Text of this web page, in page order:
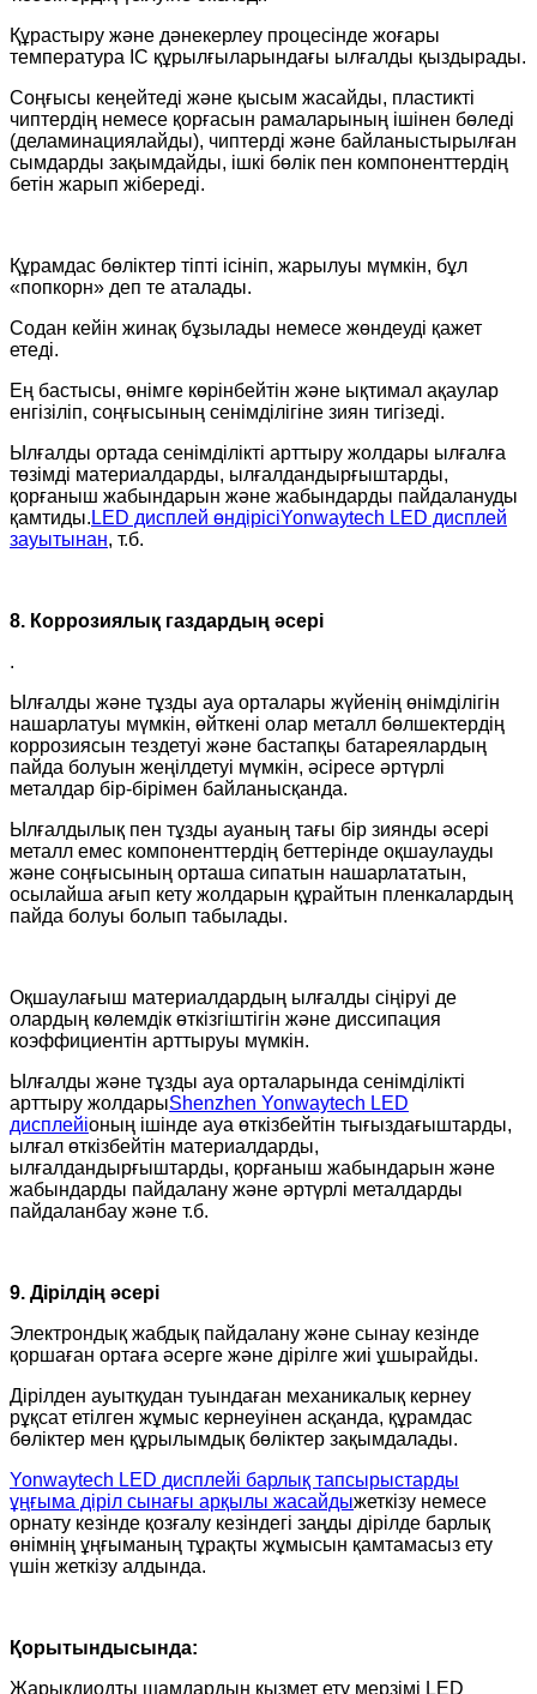
Құрастыру және дәнекерлеу процесінде жоғары
температура IC құрылғыларындағы ылғалды қыздырады.
Соңғысы кеңейтеді және қысым жасайды, пластикті
чиптердің немесе қорғасын рамаларының ішінен бөледі
(деламинациялайды), чиптерді және байланыстырылған
сымдарды зақымдайды, ішкі бөлік пен компоненттердің
бетін жарып жібереді.
Құрамдас бөліктер тіпті ісініп, жарылуы мүмкін, бұл
«попкорн» деп те аталады.
Содан кейін жинақ бұзылады немесе жөндеуді қажет
етеді.
Ең бастысы, өнімге көрінбейтін және ықтимал ақаулар
енгізіліп, соңғысының сенімділігіне зиян тигізеді.
Ылғалды ортада сенімділікті арттыру жолдары ылғалға
төзімді материалдарды, ылғалдандырғыштарды,
қорғаныш жабындарын және жабындарды пайдалануды
қамтиды. LED дисплей өндірісіYonwaytech LED дисплей
зауытынан, т.б.
8. Коррозиялық газдардың әсері
.
Ылғалды және тұзды ауа орталары жүйенің өнімділігін
нашарлатуы мүмкін, өйткені олар металл бөлшектердің
коррозиясын тездетуі және бастапқы батареялардың
пайда болуын жеңілдетуі мүмкін, әсіресе әртүрлі
металдар бір-бірімен байланысқанда.
Ылғалдылық пен тұзды ауаның тағы бір зиянды әсері
металл емес компоненттердің беттерінде оқшаулауды
және соңғысының орташа сипатын нашарлататын,
осылайша ағып кету жолдарын құрайтын пленкалардың
пайда болуы болып табылады.
Оқшаулағыш материалдардың ылғалды сіңіруі де
олардың көлемдік өткізгіштігін және диссипация
коэффициентін арттыруы мүмкін.
Ылғалды және тұзды ауа орталарында сенімділікті
арттыру жолдарыShenzhen Yonwaytech LED
дисплейіоның ішінде ауа өткізбейтін тығыздағыштарды,
ылғал өткізбейтін материалдарды,
ылғалдандырғыштарды, қорғаныш жабындарын және
жабындарды пайдалану және әртүрлі металдарды
пайдаланбау және т.б.
9. Дірілдің әсері
Электрондық жабдық пайдалану және сынау кезінде
қоршаған ортаға әсерге және дірілге жиі ұшырайды.
Дірілден ауытқудан туындаған механикалық кернеу
рұқсат етілген жұмыс кернеуінен асқанда, құрамдас
бөліктер мен құрылымдық бөліктер зақымдалады.
Yonwaytech LED дисплейі барлық тапсырыстарды
ұңғыма діріл сынағы арқылы жасайдыжеткізу немесе
орнату кезінде қозғалу кезіндегі заңды дірілде барлық
өнімнің ұңғыманың тұрақты жұмысын қамтамасыз ету
үшін жеткізу алдында.
Қорытындысында:
Жарықдиодты шамдардың қызмет ету мерзімі LED